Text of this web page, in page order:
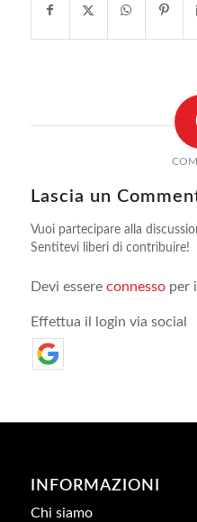
Lascia un
Vuoi partecipare alla
Sentitevi liberi di contribuire!
Devi essere connessoper
Effettua il login via social
INFORMAZIONI
Chi siamo